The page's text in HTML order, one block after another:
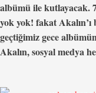
albümü ile kutlayacak.
yok yok! fakat
geçtiğimiz gece
Akalın, sosyal medya